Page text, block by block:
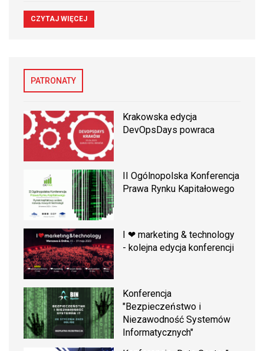
CZYTAJ WIĘCEJ
PATRONATY
Krakowska edycja
DevOpsDays powraca
II Ogólnopolska Konferencja
Prawa Rynku Kapitałowego
I ❤ marketing & technology
- kolejna edycja konferencji
Konferencja
"Bezpieczeństwo i
Niezawodność Systemów
Informatycznych"